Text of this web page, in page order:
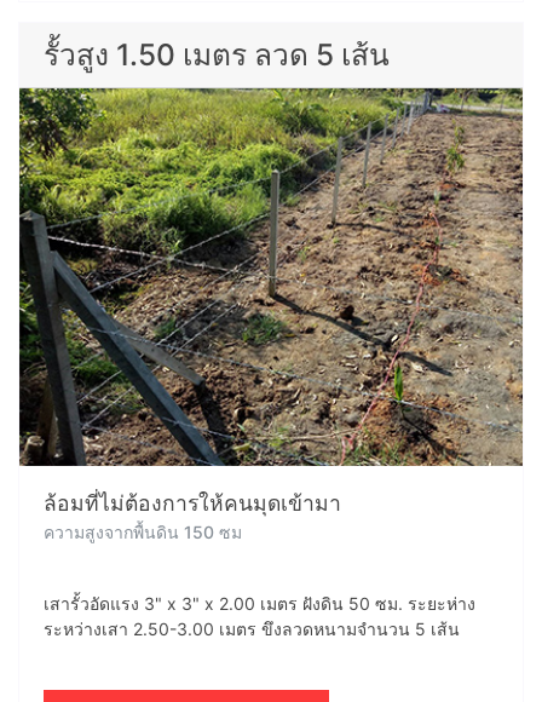
รั้วสูง 1.50 เมตร ลวด 5 เส้น
ล้อมที่ไม่ต้องการให้คนมุดเข้ามา
ความสูงจากพื้นดิน 150 ซม
เสารั้วอัดแรง 3" x 3" x 2.00 เมตร ฝังดิน 50 ซม. ระยะห่าง
ระหว่างเสา 2.50-3.00 เมตร ขึงลวดหนามจำนวน 5 เส้น